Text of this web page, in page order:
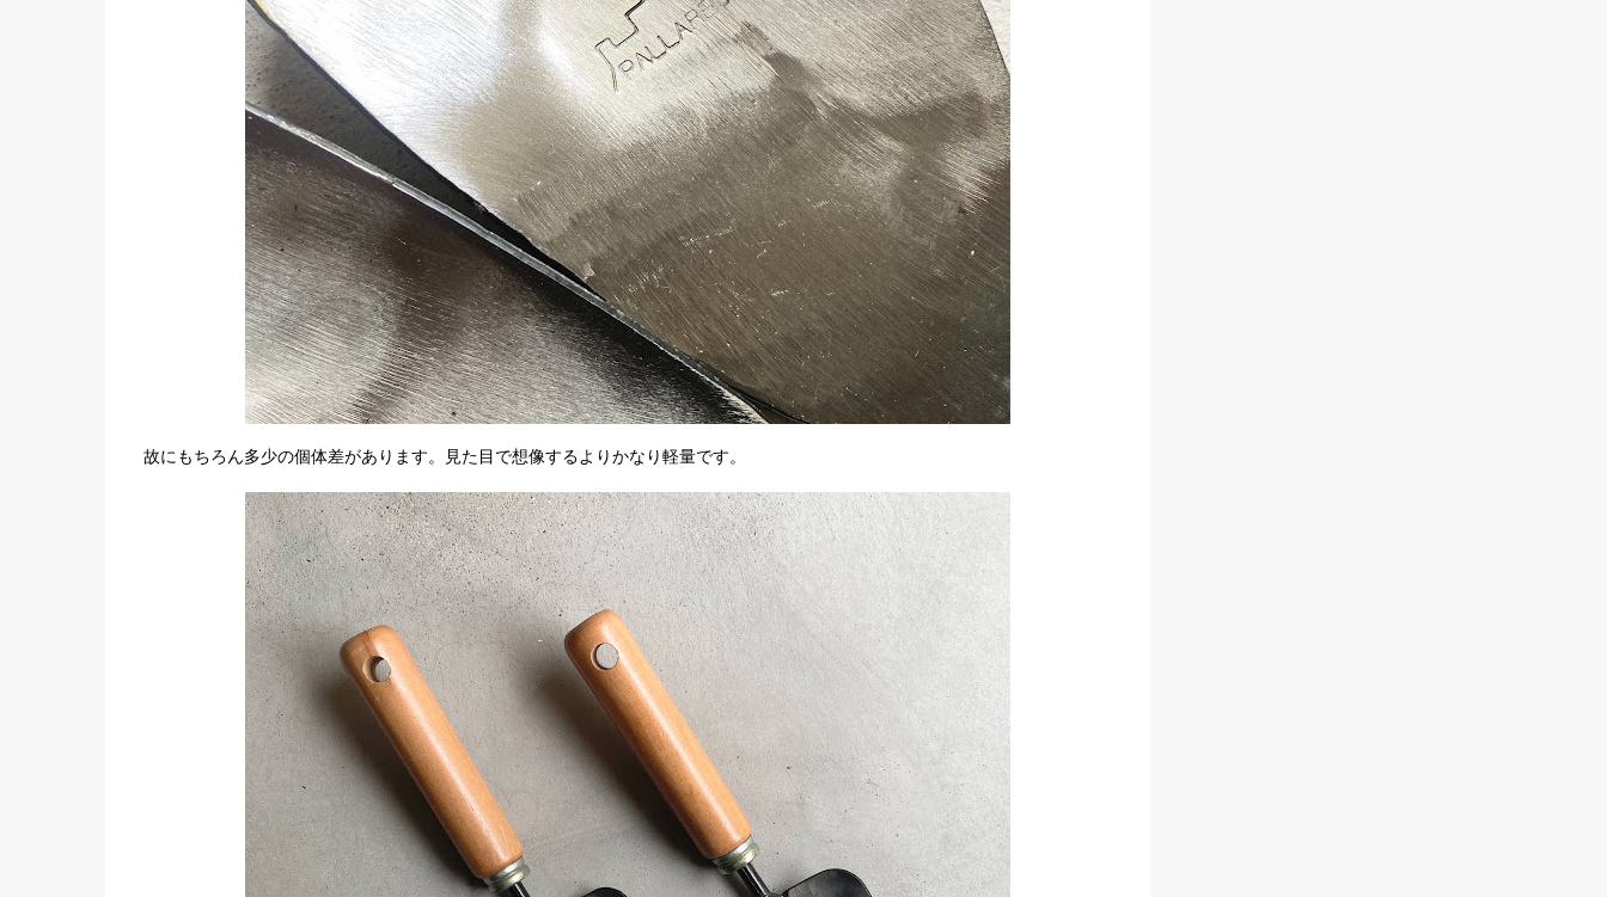
故にもちろん多少の個体差があります。見た目で想像するよりかなり軽量です。